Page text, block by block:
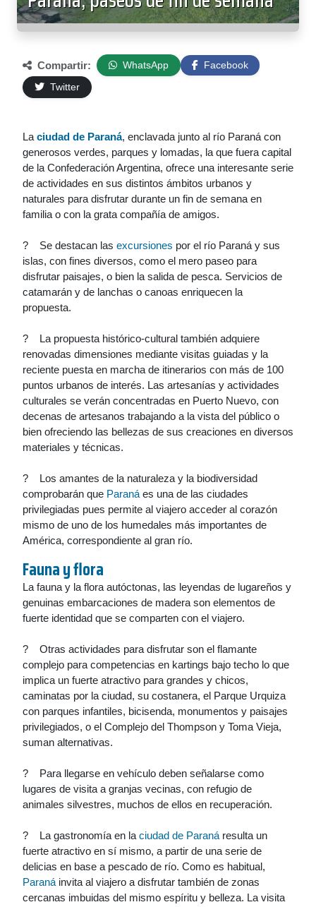
Compartir: WhatsApp
Facebook
Twitter
La ciudad de Paraná, enclavada junto al río Paraná con
generosos verdes, parques y lomadas, la que fuera capital
de la Confederación Argentina, ofrece una interesante serie
de actividades en sus distintos ámbitos urbanos y
naturales para disfrutar durante un fin de semana en
familia o con la grata compañía de amigos.
? Se destacan las excursiones por el río Paraná y sus
islas, con fines diversos, como el mero paseo para
disfrutar paisajes, o bien la salida de pesca. Servicios de
catamarán y de lanchas o canoas enriquecen la
propuesta.
? La propuesta histórico-cultural también adquiere
renovadas dimensiones mediante visitas guiadas y la
reciente puesta en marcha de itinerarios con más de 100
puntos urbanos de interés. Las artesanías y actividades
culturales se verán concentradas en Puerto Nuevo, con
decenas de artesanos trabajando a la vista del público o
bien ofreciendo las bellezas de sus creaciones en diversos
materiales y técnicas.
? Los amantes de la naturaleza y la biodiversidad
comprobarán que Paraná es una de las ciudades
privilegiadas pues permite al viajero acceder al corazón
mismo de uno de los humedales más importantes de
América, correspondiente al gran río.
Fauna y flora
La fauna y la flora autóctonas, las leyendas de lugareños y
genuinas embarcaciones de madera son elementos de
fuerte identidad que se comparten con el viajero.
? Otras actividades para disfrutar son el flamante
complejo para competencias en kartings bajo techo lo que
implica un fuerte atractivo para grandes y chicos,
caminatas por la ciudad, su costanera, el Parque Urquiza
con parques infantiles, bicisenda, monumentos y paisajes
privilegiados, o el Complejo del Thompson y Toma Vieja,
suman alternativas.
? Para llegarse en vehículo deben señalarse como
lugares de visita a granjas vecinas, con refugio de
animales silvestres, muchos de ellos en recuperación.
? La gastronomía en la ciudad de Paraná resulta un
fuerte atractivo en sí mismo, a partir de una serie de
delicias en base a pescado de río. Como es habitual,
Paraná invita al viajero a disfrutar también de zonas
cercanas imbuidas del mismo espíritu y belleza. La visita